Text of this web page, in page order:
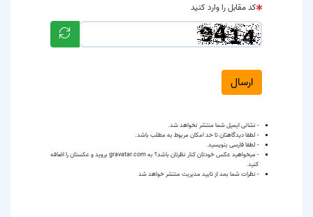
کد مقابل را وارد کنید
ارسال
- نشانی ایمیل شما منتشر نخواهد شد.
- لطفا دیدگاهتان تا حد امکان مربوط به مطلب باشد.
- لطفا فارسی بنویسید.
- میخواهید عکس خودتان کنار نظرتان باشد؟ بهgravatar.comبروید و عکستان را اضافه
کنید.
- نظرات شما بعد از تایید مدیریت منتشر خواهد شد